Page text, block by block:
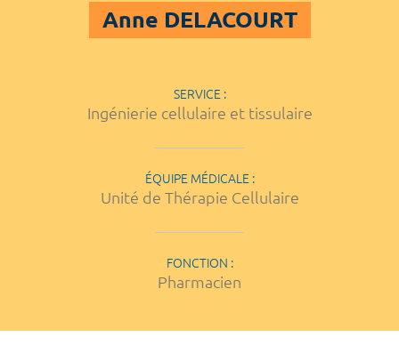
Anne DELACOURT
SERVICE :
Ingénierie cellulaire et tissulaire
ÉQUIPE MÉDICALE :
Unité de Thérapie Cellulaire
FONCTION :
Pharmacien